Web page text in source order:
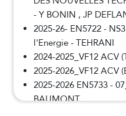
- Y BONIN , JP
2025-26- EN5722 -
l'Energie - TEHRANI
2024-2025_VF12 ACV
2025-2026_VF12 ACV
2025-2026 EN5733 -
BAUMONT